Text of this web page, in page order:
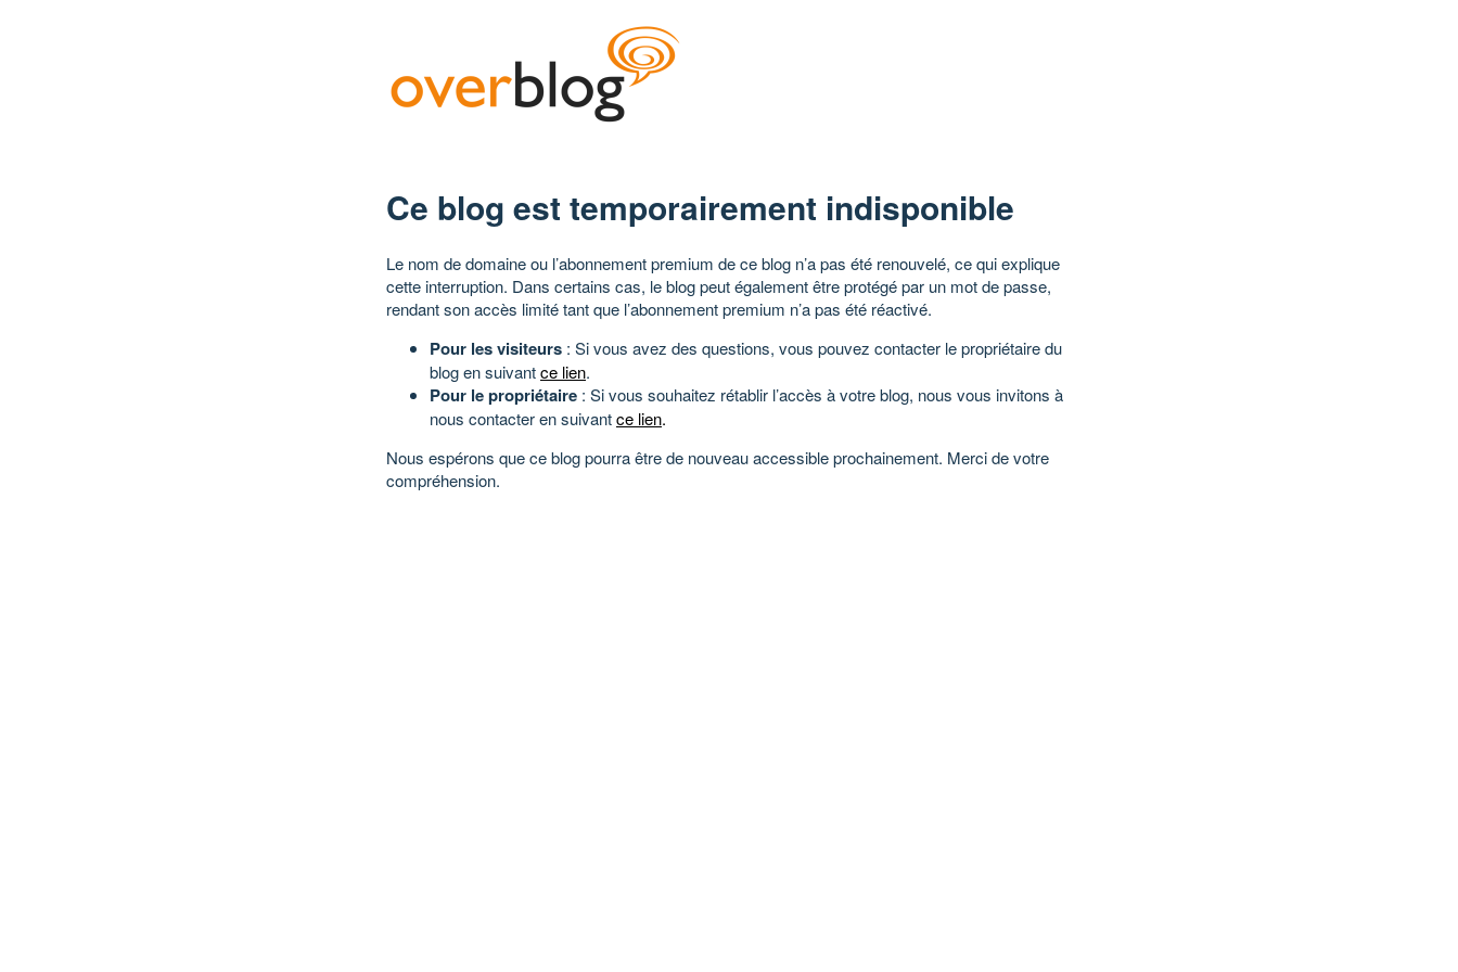
Ce blog est temporairement indisponible
Le nom de domaine ou l’abonnement premium de ce blog n’a pas été renouvelé, ce qui explique
cette interruption. Dans certains cas, le blog peut également être protégé par un mot de passe,
rendant son accès limité tant que l’abonnement premium n’a pas été réactivé.
Pour les visiteurs : Si vous avez des questions, vous pouvez contacter le propriétaire du
blog en suivantce lien.
Pour le propriétaire : Si vous souhaitez rétablir l’accès à votre blog, nous vous invitons à
nous contacter en suivantce lien.
Nous espérons que ce blog pourra être de nouveau accessible prochainement. Merci de votre
compréhension.